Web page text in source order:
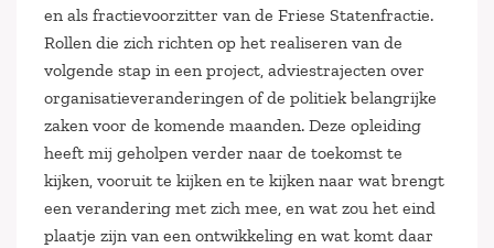
en als fractievoorzitter van de Friese Statenfractie.
Rollen die zich richten op het realiseren van de
volgende stap in een project, adviestrajecten over
organisatieveranderingen of de politiek belangrijke
zaken voor de komende maanden. Deze opleiding
heeft mij geholpen verder naar de toekomst te
kijken, vooruit te kijken en te kijken naar wat brengt
een verandering met zich mee, en wat zou het eind
plaatje zijn van een ontwikkeling en wat komt daar